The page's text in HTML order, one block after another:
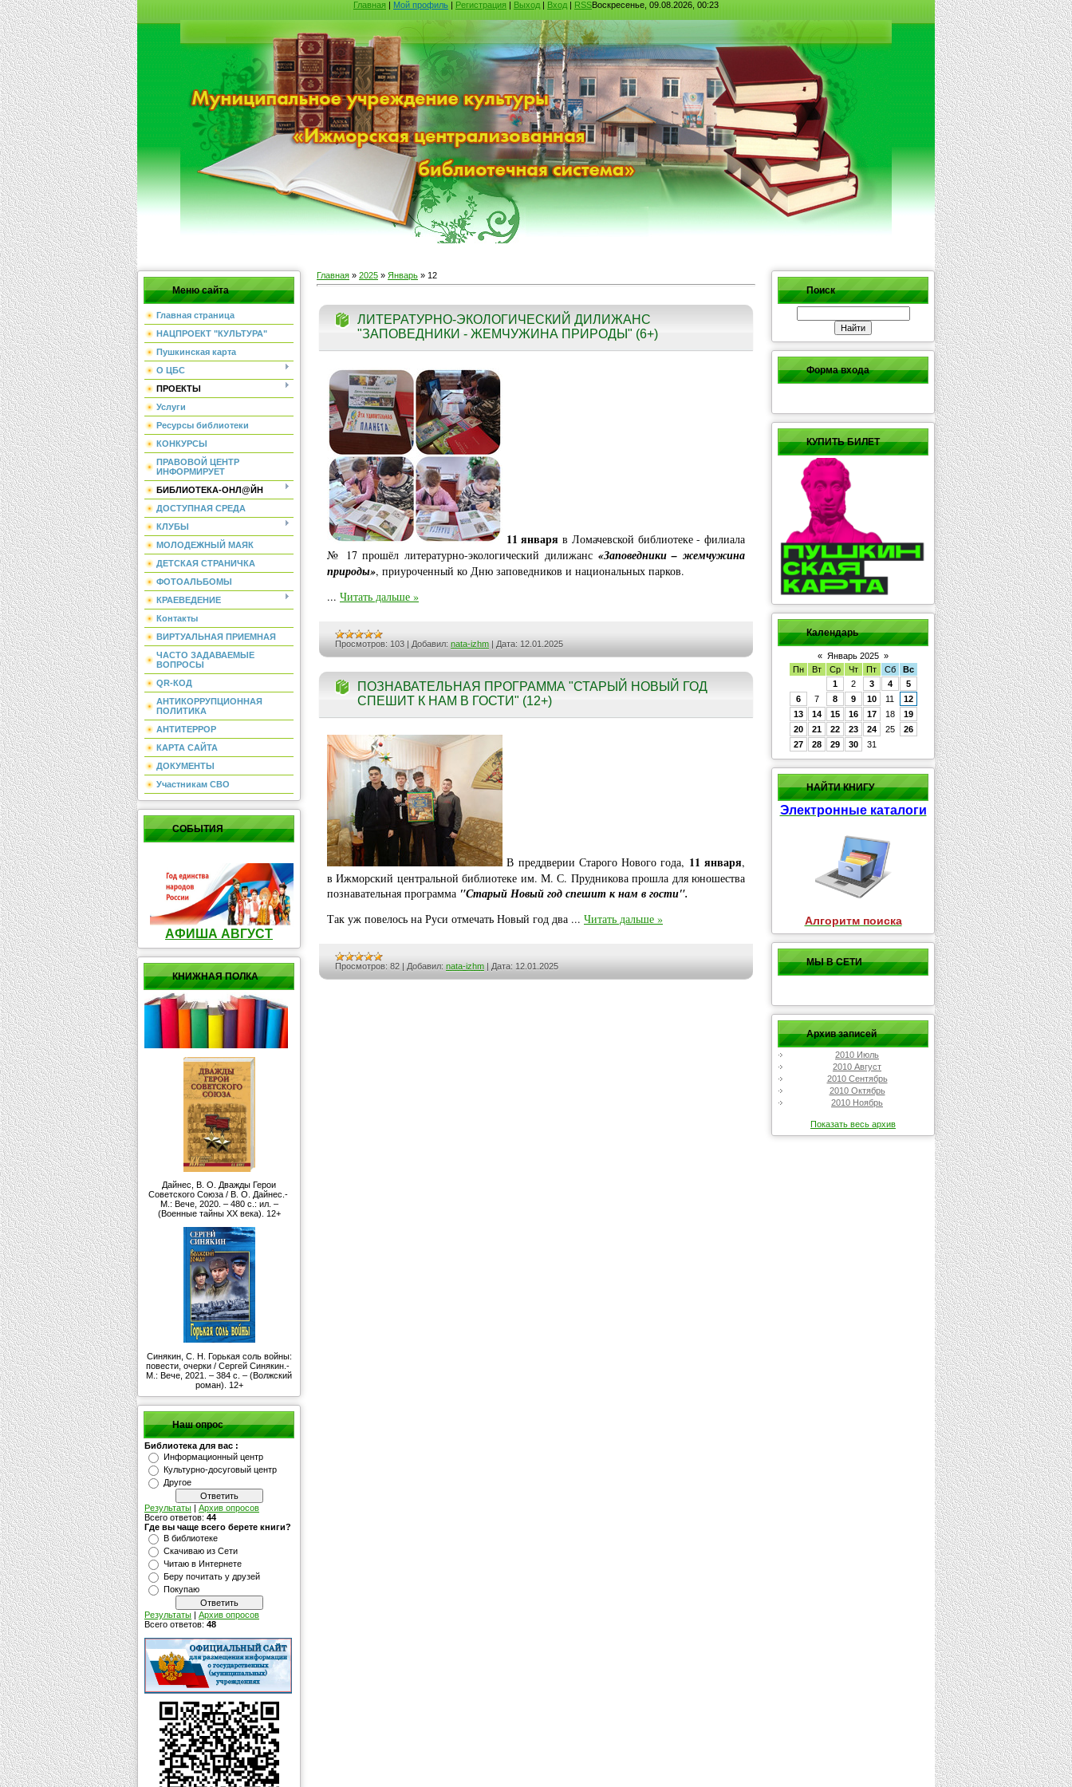
Главная | Мой профиль | Регистрация | Выход | Вход | RSSВоскресенье, 09.08.2026, 00:23
Меню сайта
Главная страница
НАЦПРОЕКТ "КУЛЬТУРА"
Пушкинская карта
О ЦБС
ПРОЕКТЫ
Услуги
Ресурсы библиотеки
КОНКУРСЫ
ПРАВОВОЙ ЦЕНТР
ИНФОРМИРУЕТ
БИБЛИОТЕКА-ОНЛ@ЙН
ДОСТУПНАЯ СРЕДА
КЛУБЫ
МОЛОДЕЖНЫЙ МАЯК
ДЕТСКАЯ СТРАНИЧКА
ФОТОАЛЬБОМЫ
КРАЕВЕДЕНИЕ
Контакты
ВИРТУАЛЬНАЯ ПРИЕМНАЯ
ЧАСТО ЗАДАВАЕМЫЕ
ВОПРОСЫ
QR-КОД
АНТИКОРРУПЦИОННАЯ
ПОЛИТИКА
АНТИТЕРРОР
КАРТА САЙТА
ДОКУМЕНТЫ
Участникам СВО
СОБЫТИЯ
АФИША АВГУСТ
КНИЖНАЯ ПОЛКА
Дайнес, В. О. Дважды Герои
Советского Союза / В. О. Дайнес.-
М.: Вече, 2020. – 480 с.: ил. –
(Военные тайны ХХ века). 12+
Синякин, С. Н. Горькая соль войны:
повести, очерки / Сергей Синякин.-
М.: Вече, 2021. – 384 с. – (Волжский
роман). 12+
Наш опрос
Библиотека для вас :
Информационный центр
Культурно-досуговый центр
Другое
Результаты | Архив опросов
Всего ответов: 44
Где вы чаще всего берете книги?
В библиотеке
Скачиваю из Сети
Читаю в Интернете
Беру почитать у друзей
Покупаю
Результаты | Архив опросов
Всего ответов: 48
Главная » 2025 » Январь » 12
ЛИТЕРАТУРНО-ЭКОЛОГИЧЕСКИЙ ДИЛИЖАНС
"ЗАПОВЕДНИКИ - ЖЕМЧУЖИНА ПРИРОДЫ" (6+)
11 января в Ломачевской библиотеке - филиала
№ 17 прошёл литературно-экологический дилижанс «Заповедники – жемчужина
природы», приуроченный ко Дню заповедников и национальных парков.
... Читать дальше »
Просмотров: 103 Добавил: nata-izhm Дата: 12.01.2025
ПОЗНАВАТЕЛЬНАЯ ПРОГРАММА "СТАРЫЙ НОВЫЙ ГОД
СПЕШИТ К НАМ В ГОСТИ" (12+)
В преддверии Старого Нового года, 11 января,
в Ижморский центральной библиотеке им. М. С. Прудникова прошла для юношества
познавательная программа "Старый Новый год спешит к нам в гости".
Так уж повелось на Руси отмечать Новый год два ... Читать дальше »
Просмотров: 82 Добавил: nata-izhm Дата: 12.01.2025
Поиск
Форма входа
КУПИТЬ БИЛЕТ
Календарь
« Январь 2025 »
Пн
Вт Ср Чт Пт Сб
Вс
1
2 3 4
5
6
7 8 9 10 11
12
13
14 15 16 17 18
19
20
21 22 23 24 25
26
27
28 29 30 31
НАЙТИ КНИГУ
Электронные каталоги
Алгоритм поиска
МЫ В СЕТИ
Архив записей
2010 Июль
2010 Август
2010 Сентябрь
2010 Октябрь
2010 Ноябрь
Показать весь архив